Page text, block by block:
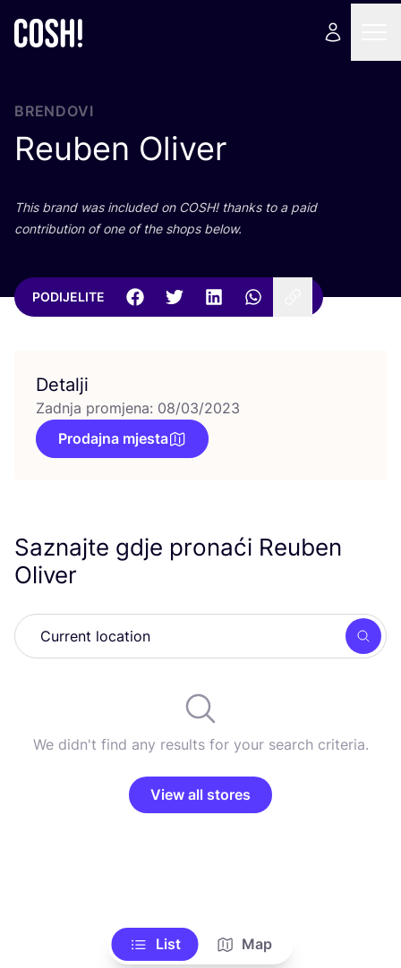
BRENDOVI
Reuben Oliver
This brand was inclu­ded on COSH! than­ks to a paid
con­tri­bu­ti­on of one of the shops below.
PODIJELITE
Detalji
Zadnja promjena: 08/03/2023
Prodajna mjesta
Saznajte gdje pronaći Reuben
Oliver
We didn't find any results for your search criteria.
View all stores
List Map